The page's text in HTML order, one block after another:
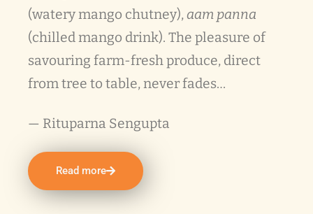
(watery mango chutney),aam panna
(chilled mango drink). The pleasure of
savouring farm-fresh produce, direct
from tree to table, never fades…
— Rituparna Sengupta
Read more